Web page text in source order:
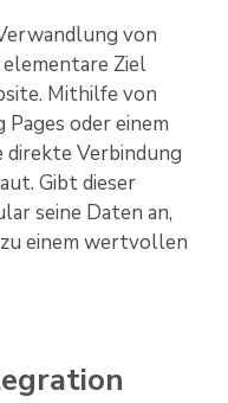
von
elementare Ziel
Mithilfe von
oder einem
Verbindung
Gibt dieser
seine Daten an,
einem wertvollen